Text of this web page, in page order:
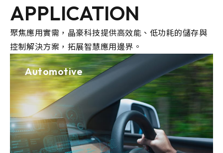
APPLICATION
聚焦應用實需，晶豪科技提供高效能、低功耗的儲存與
控制解決方案，拓展智慧應用邊界。
Automotive